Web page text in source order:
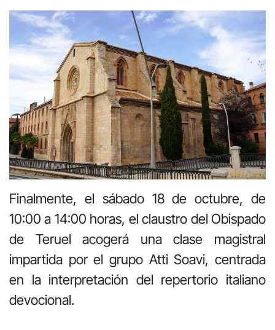
Finalmente, el sábado 18 de octubre, de
10:00 a 14:00 horas, el claustro del Obispado
de Teruel acogerá una clase magistral
impartida por el grupo Atti Soavi, centrada
en la interpretación del repertorio italiano
devocional.